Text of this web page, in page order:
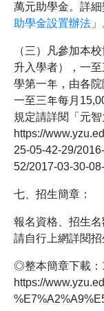
萬元助學金。詳細
助學金設置辦法 」
（三）凡參加本
升入學者），一
學第一年，由各
一至三年每月
規定請詳閱「元
https://
25-05-42-29/
52/2017-03-30-
七、招生簡章：
報名資格、招生
請自行上網詳閱招
◎整本簡章下載：
https://